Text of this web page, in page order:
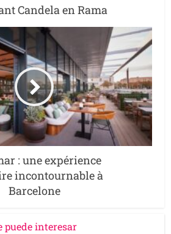
Candela en Rama
: une expérience
incontournable à
Barcelone
puede interesar